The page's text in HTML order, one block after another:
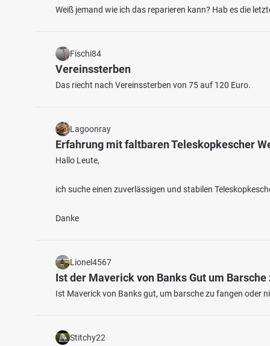
168
Iller (Sonthofen)
Fluss bei 87527 Ofterschwang Bach
Weiß jemand wie ich das reparieren kann? Hab es die
Fischi84
Vereinssterben
Das riecht nach Vereinssterben von 75 auf 120 Euro.
Lagoonray
Erfahrung mit faltbaren Teleskopkescher
Hallo Leute,
ich suche einen zuverlässigen und stabilen
Danke
Lionel4567
Ist der Maverick von Banks Gut um Barsche
Ist Maverick von Banks gut, um barsche zu fangen oder
Stitchy22